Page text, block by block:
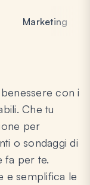
Marketing
con i
Che tu
per
o sondaggi di
fa per te.
e semplifica le